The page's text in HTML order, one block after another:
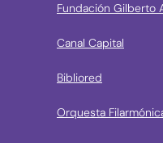
Fundación Gilberto
Canal Capital
Bibliored
Orquesta